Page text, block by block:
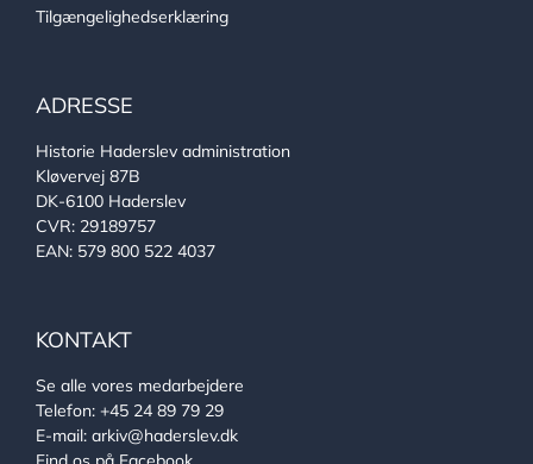
Tilgængelighedserklæring
ADRESSE
Historie Haderslev administration
Kløvervej 87B
DK-6100 Haderslev
CVR: 29189757
EAN: 579 800 522 4037
KONTAKT
Se alle vores medarbejdere
Telefon: +45 24 89 79 29
E-mail: arkiv@haderslev.dk